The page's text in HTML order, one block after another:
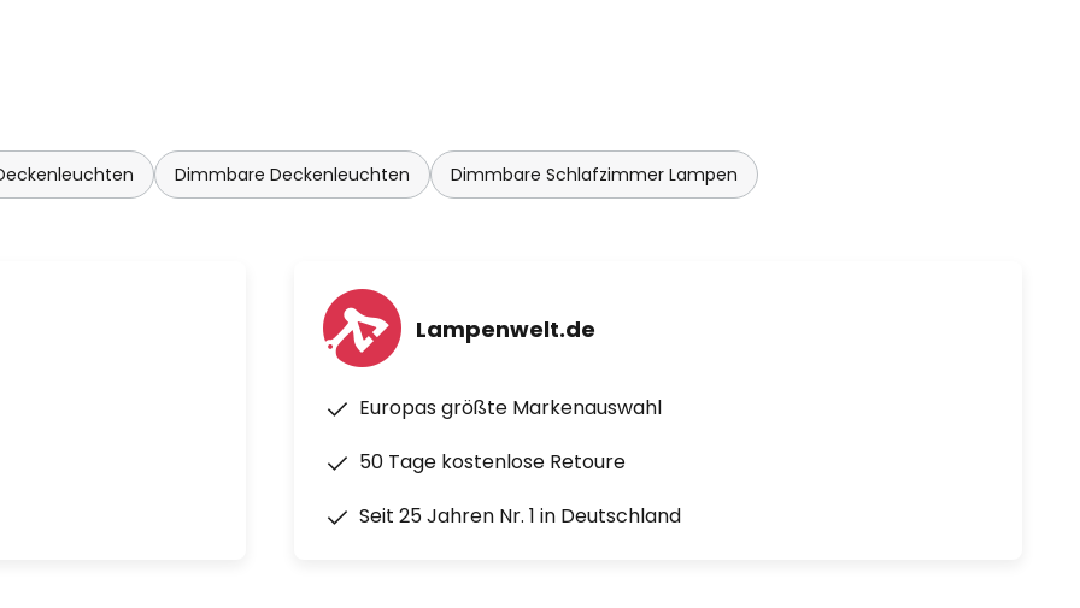
Dimmbare Deckenleuchten Dimmbare Schlafzimmer Lampen
Lampenwelt.de
Europas größte Markenauswahl
50 Tage kostenlose Retoure
Seit 25 Jahren Nr. 1 in Deutschland